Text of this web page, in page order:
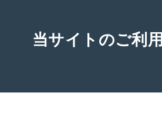
当サイトのご利